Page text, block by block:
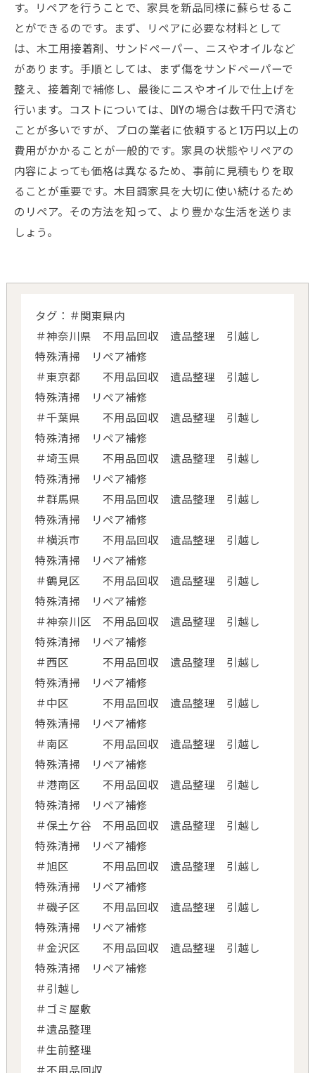
す。リペアを行うことで、家具を新品同様に蘇らせるこ
とができるのです。まず、リペアに必要な材料として
は、木工用接着剤、サンドペーパー、ニスやオイルなど
があります。手順としては、まず傷をサンドペーパーで
整え、接着剤で補修し、最後にニスやオイルで仕上げを
行います。コストについては、DIYの場合は数千円で済む
ことが多いですが、プロの業者に依頼すると1万円以上の
費用がかかることが一般的です。家具の状態やリペアの
内容によっても価格は異なるため、事前に見積もりを取
ることが重要です。木目調家具を大切に使い続けるため
のリペア。その方法を知って、より豊かな生活を送りま
しょう。
タグ：＃関東県内
＃神奈川県 不用品回収 遺品整理 引越し
特殊清掃 リペア補修
＃東京都 不用品回収 遺品整理 引越し
特殊清掃 リペア補修
＃千葉県 不用品回収 遺品整理 引越し
特殊清掃 リペア補修
＃埼玉県 不用品回収 遺品整理 引越し
特殊清掃 リペア補修
＃群馬県 不用品回収 遺品整理 引越し
特殊清掃 リペア補修
＃横浜市 不用品回収 遺品整理 引越し
特殊清掃 リペア補修
＃鶴見区 不用品回収 遺品整理 引越し
特殊清掃 リペア補修
＃神奈川区 不用品回収 遺品整理 引越し
特殊清掃 リペア補修
＃西区 不用品回収 遺品整理 引越し
特殊清掃 リペア補修
＃中区 不用品回収 遺品整理 引越し
特殊清掃 リペア補修
＃南区 不用品回収 遺品整理 引越し
特殊清掃 リペア補修
＃港南区 不用品回収 遺品整理 引越し
特殊清掃 リペア補修
＃保土ケ谷 不用品回収 遺品整理 引越し
特殊清掃 リペア補修
＃旭区 不用品回収 遺品整理 引越し
特殊清掃 リペア補修
＃磯子区 不用品回収 遺品整理 引越し
特殊清掃 リペア補修
＃金沢区 不用品回収 遺品整理 引越し
特殊清掃 リペア補修
＃引越し
＃ゴミ屋敷
＃遺品整理
＃生前整理
＃不用品回収